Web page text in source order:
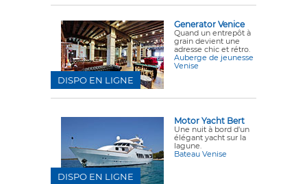
Generator Venice
Quand un entrepôt à
grain devient une
adresse chic et rétro.
Auberge de jeunesse
Venise
DISPO EN LIGNE
Motor Yacht Bert
Une nuit à bord d'un
élégant yacht sur la
lagune.
Bateau Venise
DISPO EN LIGNE